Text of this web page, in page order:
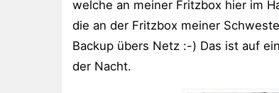
welche an meiner Fritzbox hier im
die an der Fritzbox meiner
Backup übers Netz :-) Das ist auf
der Nacht.